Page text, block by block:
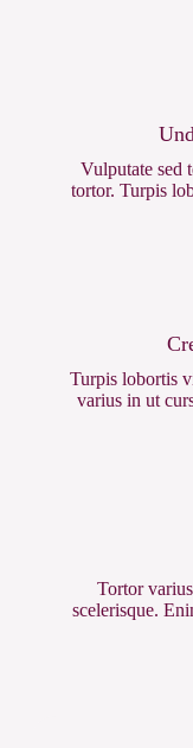
Vulputate sed
tortor. Turpis
Turpis lobortis
varius in ut
Tortor
scelerisque.